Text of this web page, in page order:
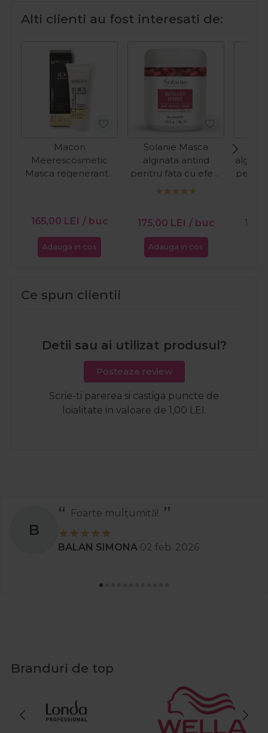
Alti clienti au fost interesati de:
Macon
Meerescosmetic
Masca regeneranta
50ml
165,00 LEI / buc
Adauga in cos
Solanie Masca
alginata antirid
pentru fata cu efect
de lifting Boto-Lift
175,00 LEI / buc
Adauga in cos
Ce spun clientii
Detii sau ai utilizat produsul?
Posteaza review
Scrie-ti parerea si castiga puncte de
loialitate in valoare de 1,00 LEI.
B
Foarte mulțumită!
BALAN SIMONA 02 feb. 2026
Branduri de top